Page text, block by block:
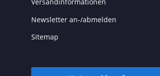
Versandinformationen
Newsletter an-/abmelden
Sitemap